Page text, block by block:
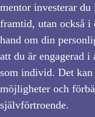
mentor investerar du
framtid, utan också
hand om din
att du är engagerad
som individ. Det
möjligheter och
självförtroende.